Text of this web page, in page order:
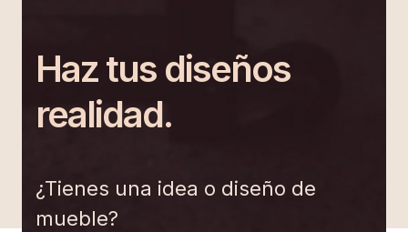
Haz tus diseños
realidad.
¿Tienes una idea o diseño de
mueble?